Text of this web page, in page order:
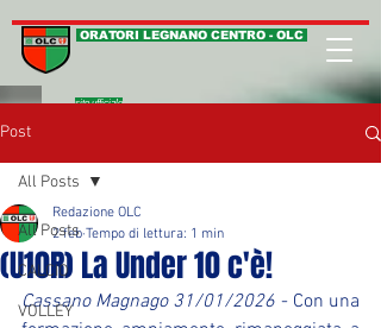
ORATORI LEGNANO CENTRO - OLC
sito ufficiale
Post
All Posts
CALCIO
VOLLEY
All Posts
(U10R) La Under 10 c'è!
Redazione OLC
2 feb Tempo di lettura: 1 min
Cassano Magnago 31/01/2026 - Con una